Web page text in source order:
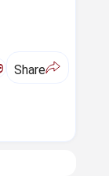
Share